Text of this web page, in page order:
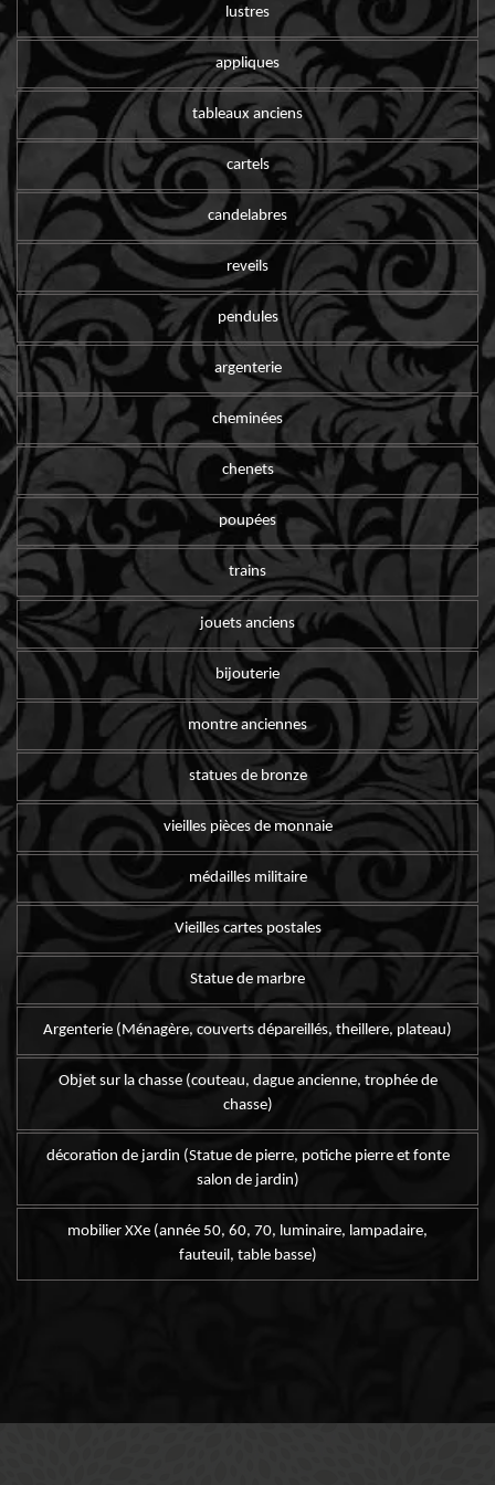
lustres
appliques
tableaux anciens
cartels
candelabres
reveils
pendules
argenterie
cheminées
chenets
poupées
trains
jouets anciens
bijouterie
montre anciennes
statues de bronze
vieilles pièces de monnaie
médailles militaire
Vieilles cartes postales
Statue de marbre
Argenterie (Ménagère, couverts dépareillés, theillere, plateau)
Objet sur la chasse (couteau, dague ancienne, trophée de
chasse)
décoration de jardin (Statue de pierre, potiche pierre et fonte
salon de jardin)
mobilier XXe (année 50, 60, 70, luminaire, lampadaire,
fauteuil, table basse)